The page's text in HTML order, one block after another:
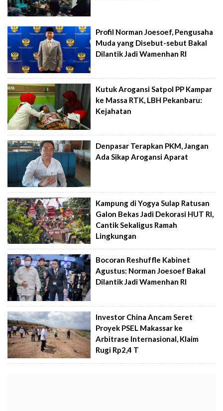
Profil Norman Joesoef, Pengusaha
Muda yang Disebut-sebut Bakal
Dilantik Jadi Wamenhan RI
Kutuk Arogansi Satpol PP Kampar
ke Massa RTK, LBH Pekanbaru:
Kejahatan
Denpasar Terapkan PKM, Jangan
Ada Sikap Arogansi Aparat
Kampung di Yogya Sulap Ratusan
Galon Bekas Jadi Dekorasi HUT RI,
Cantik Sekaligus Ramah
Lingkungan
Bocoran Reshuffle Kabinet
Agustus: Norman Joesoef Bakal
Dilantik Jadi Wamenhan RI
Investor China Ancam Seret
Proyek PSEL Makassar ke
Arbitrase Internasional, Klaim
Rugi Rp2,4 T